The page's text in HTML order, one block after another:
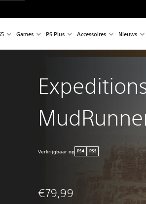
Games PS Plus Accessoires Nieuws
Verkrijgbaar op PS4 PS5
€79,99